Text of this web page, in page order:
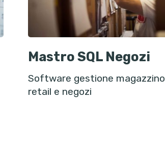
Mastro SQL Negozi
Software gestione magazzino
retail e negozi